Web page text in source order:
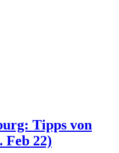
Tipps von
Feb 22)